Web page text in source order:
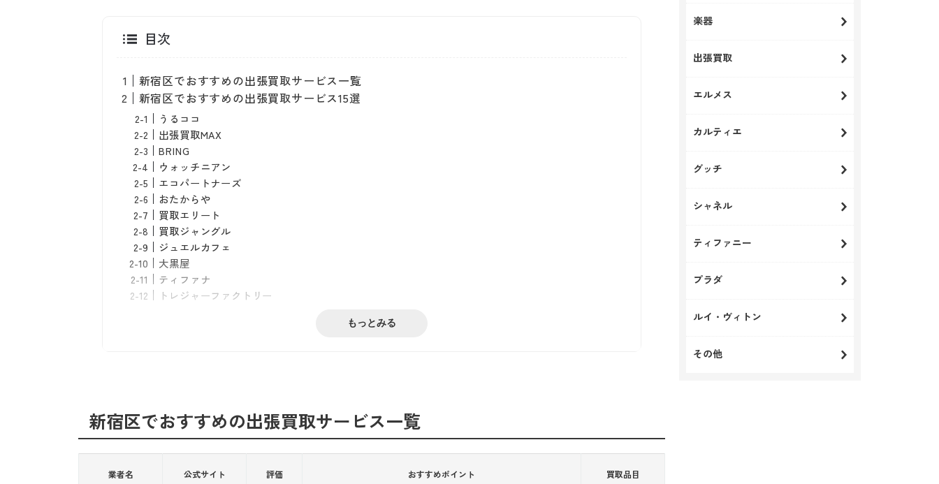
目次
新宿区でおすすめの出張買取サービス一覧
新宿区でおすすめの出張買取サービス15選
うるココ
出張買取MAX
BRING
ウォッチニアン
エコパートナーズ
おたからや
買取エリート
買取ジャングル
ジュエルカフェ
大黒屋
ティファナ
トレジャーファクトリー
業者ごとの得意ジャンルを把握
サービス内容をしっかり比較する
公式サイトの充実度もチェック
出張買取を依頼するメリット
もっとみる
新宿区でおすすめの出張買取サービス一覧
業者名 公式サイト 評価 おすすめポイント 買取品目
楽器
出張買取
エルメス
カルティエ
グッチ
シャネル
ティファニー
プラダ
ルイ・ヴィトン
その他